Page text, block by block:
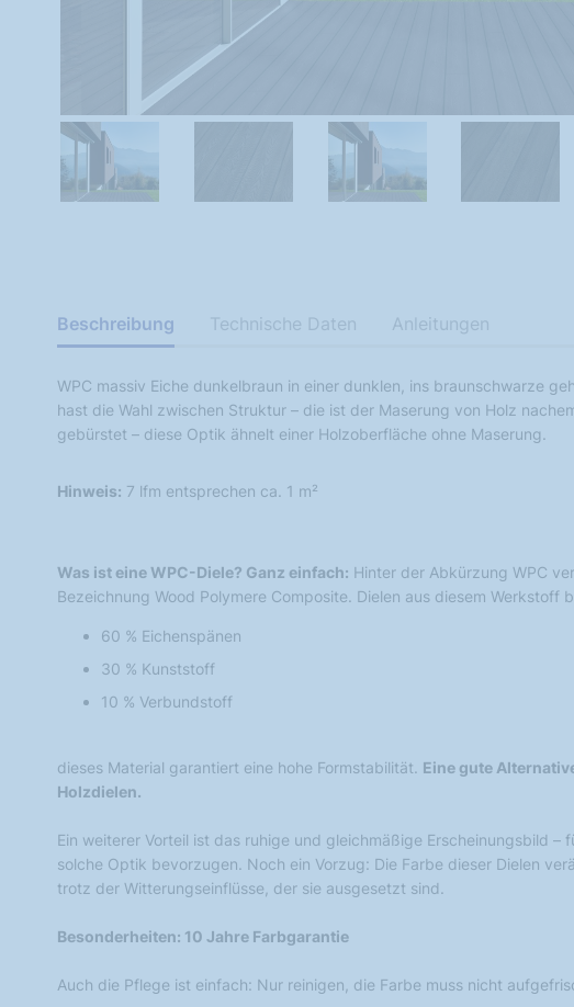
Beschreibung
WPC massiv Eiche dunkelbraun in einer dunklen, ins braunschwarze
hast die Wahl zwischen Struktur – die ist der Maserung von Holz
gebürstet – diese Optik ähnelt einer Holzoberfläche ohne Maserung.
Hinweis: 7 lfm entsprechen ca. 1 m²
Was ist eine WPC-Diele? Ganz einfach: Hinter der Abkürzung WPC
Bezeichnung Wood Polymere Composite. Dielen aus diesem Werkstoff
60 % Eichenspänen
30 % Kunststoff
10 % Verbundstoff
dieses Material garantiert eine hohe Formstabilität. Eine gute
Holzdielen.
Ein weiterer Vorteil ist das ruhige und gleichmäßige Erscheinungsbild –
solche Optik bevorzugen. Noch ein Vorzug: Die Farbe dieser Dielen
trotz der Witterungseinflüsse, der sie ausgesetzt sind.
Besonderheiten: 10 Jahre Farbgarantie
Auch die Pflege ist einfach: Nur reinigen, die Farbe muss nicht
Technische Daten Anleitungen